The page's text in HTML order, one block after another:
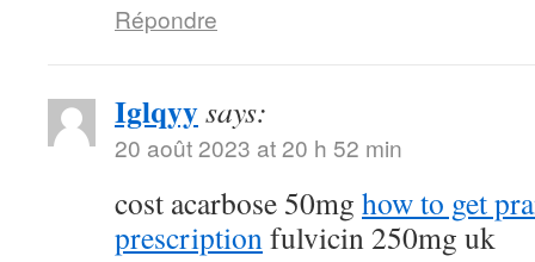
Répondre
Iglqyysays:
20 août 2023 at 20 h 52 min
cost acarbose 50mg how to get
prescriptionfulvicin 250mg uk